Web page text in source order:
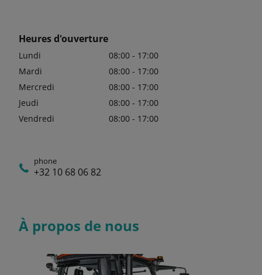
Heures d'ouverture
Lundi
08:00 - 17:00
Mardi
08:00 - 17:00
Mercredi
08:00 - 17:00
Jeudi
08:00 - 17:00
Vendredi
08:00 - 17:00
phone
+32 10 68 06 82
À propos de nous